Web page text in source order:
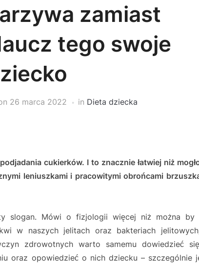
zamiast
tego swoje
26 marca 2022 in Dieta dziecka
cukierków. I to znacznie łatwiej niż
leniuszkami i pracowitymi obrońcami
slogan. Mówi o fizjologii więcej niż można by
w naszych jelitach oraz bakteriach
zdrowotnych warto samemu dowiedzieć
oraz opowiedzieć o nich dziecku – szczególnie